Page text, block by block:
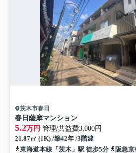
茨木市春日
春日薩摩マンション
5.2万円 管理/共益費3,000円
21.87㎡ (1K) /築42年 /3階建
東海道本線「茨木」駅 徒歩5分
阪急京